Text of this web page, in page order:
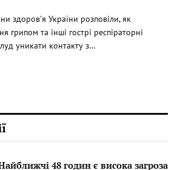
здоров’я України розповіли, як
грипом та інші гострі респіраторні
уникати контакту з…
48 годин є висока загроза